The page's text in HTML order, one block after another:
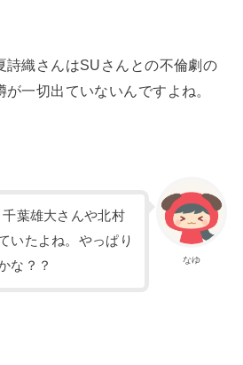
詩織さんはSUさんとの不倫劇の
一切出ていないんですよね。
なゆ
葉雄大さんや北村
いたよね。やっぱり
な？？